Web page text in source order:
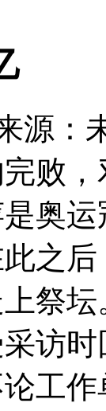
源：
败
奥
之
祭坛
访
工